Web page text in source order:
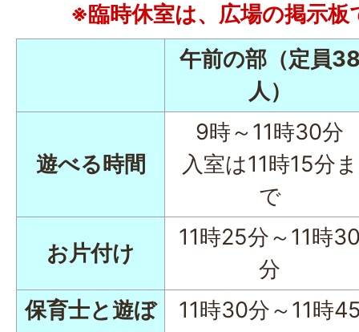
※臨時休室は、広場の掲示
午前の部（定員
人）
遊べる時間
9時～11時30分
入室は11時15分ま
で
お片付け
11時25分～11時
分
保育士と遊ぼ
11時30分～11時